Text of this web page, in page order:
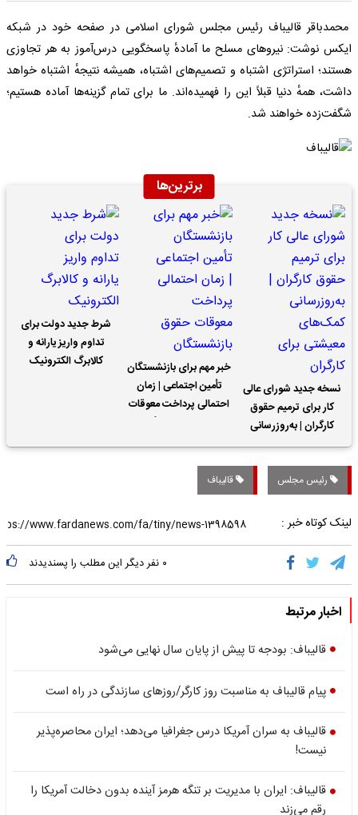
محمدباقر قالیباف رئیس مجلس شورای اسلامی در صفحه خود در شبکه
ایکس نوشت: نیروهای مسلح ما آمادهٔ پاسخگویی درس‌آموز به هر تجاوزی
هستند؛ استراتژی اشتباه و تصمیم‌های اشتباه، همیشه نتیجهٔ اشتباه خواهد
داشت، همهٔ دنیا قبلاً این را فهمیده‌اند. ما برای تمام گزینه‌ها آماده هستیم؛
شگفت‌زده خواهند شد.
برترین‌ها
نسخه جدید شورای عالی
کار برای ترمیم حقوق
کارگران | به‌روزرسانی
کمک‌های معیشتی برای
کارگران
خبر مهم برای بازنشستگان
تأمین اجتماعی | زمان
احتمالی پرداخت معوقات
شرط جدید دولت برای
تداوم واریز یارانه و
کالابرگ الکترونیک
رئیس مجلس قاليباف
لینک کوتاه خبر :
۰ نفر دیگر این مطلب را پسندیدند
اخبار مرتبط
قالیباف: بودجه تا پیش از پایان سال نهایی می‌شود
پیام قالیباف به مناسبت روز کارگر/روزهای سازندگی در راه است
قالیباف به سران ‌آمریکا درس جغرافیا می‌دهد؛ ایران محاصره‌پذیر
نیست!
قالیباف: ایران با مدیریت بر تنگه هرمز آینده بدون دخالت آمریکا را
رقم می‌زند